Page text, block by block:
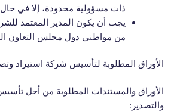
ذات مسؤولية محدودة، إلا في
يجب أن يكون المدير المعتمد
من مواطني دول مجلس التعاون
الأوراق المطلوبة لتأسيس شركة استيراد
الأوراق والمستندات المطلوبة من أجل
والتصدير: